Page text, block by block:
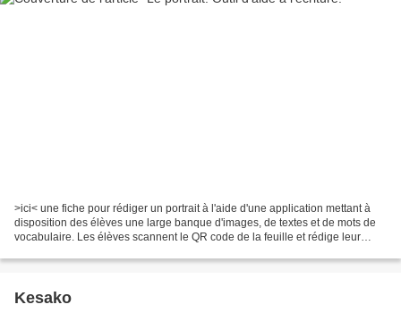
>ici< une fiche pour rédiger un portrait à l'aide d'une application mettant à
disposition des élèves une large banque d'images, de textes et de mots de
vocabulaire. Les élèves scannent le QR code de la feuille et rédige leur
Kesako